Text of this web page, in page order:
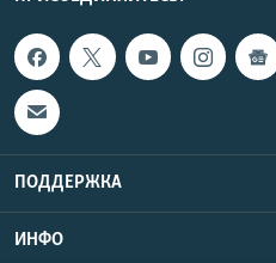
ПОДДЕРЖКА
ИНФО